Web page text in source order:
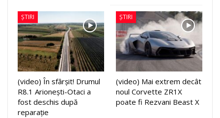
ȘTIRI
(video) În sfârșit! Drumul
R8.1 Arionești-Otaci a
fost deschis după
reparație
ȘTIRI
(video) Mai extrem decât
noul Corvette ZR1X
poate fi Rezvani Beast X